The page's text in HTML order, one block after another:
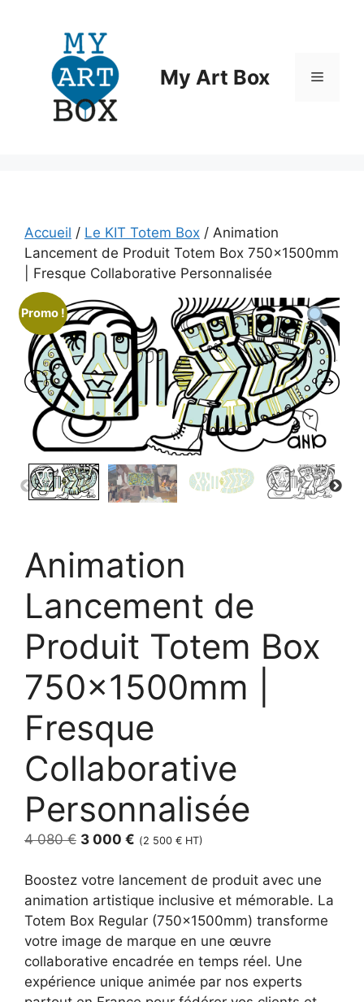
My Art Box Menu
Accueil / Le KIT Totem Box / Animation
Lancement de Produit Totem Box 750x1500mm
| Fresque Collaborative Personnalisée
Promo !
Animation
Lancement de
Produit Totem Box
750x1500mm |
Fresque
Collaborative
Personnalisée
4 080€ Le
initial
était :
4
080 €.
3 000 € Le
actuel
est :
3
000 €.
(2 500 € HT)
Boostez votre lancement de produit avec une
animation artistique inclusive et mémorable. La
Totem Box Regular (750x1500mm) transforme
votre image de marque en une œuvre
collaborative encadrée en temps réel. Une
expérience unique animée par nos experts